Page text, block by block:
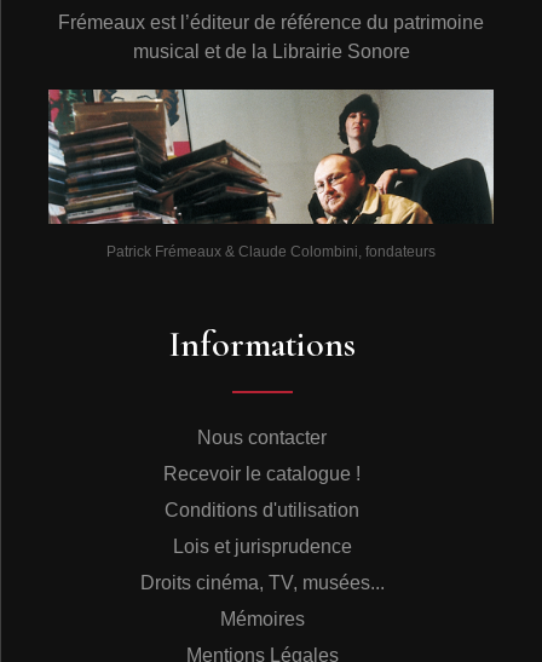
Frémeaux est l’éditeur de référence du patrimoine
musical et de la Librairie Sonore
Patrick Frémeaux & Claude Colombini, fondateurs
Informations
Nous contacter
Recevoir le catalogue !
Conditions d'utilisation
Lois et jurisprudence
Droits cinéma, TV, musées...
Mémoires
Mentions Légales